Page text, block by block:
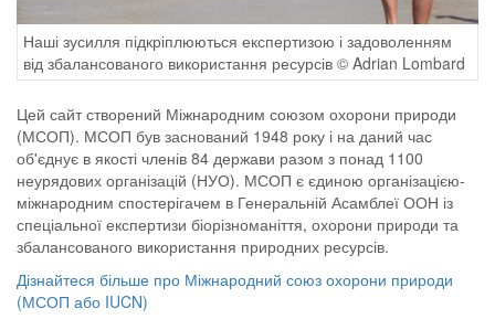
Наші зусилля підкріплюються експертизою і задоволенням
від збалансованого використання ресурсів © Adrian Lombard
Цей сайт створений Міжнародним союзом охорони природи
(МСОП). МСОП був заснований 1948 року і на даний час
об'єднує в якості членів 84 держави разом з понад 1100
неурядових організацій (НУО). МСОП є єдиною організацією-
міжнародним спостерігачем в Генеральній Асамблеї ООН із
спеціальної експертизи біорізноманіття, охорони природи та
збалансованого використання природних ресурсів.
Дізнайтеся більше про Міжнародний союз охорони природи
(МСОП або IUCN)